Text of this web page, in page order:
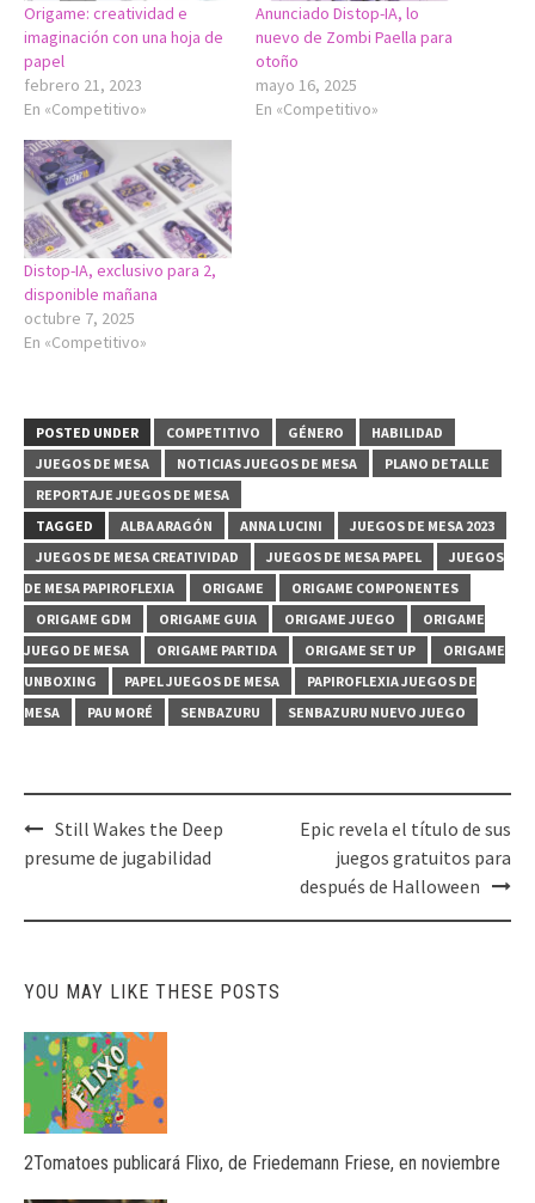
Origame: creatividad e
imaginación con una hoja de
papel
febrero 21, 2023
En «Competitivo»
Anunciado Distop-IA, lo
nuevo de Zombi Paella para
otoño
mayo 16, 2025
En «Competitivo»
Distop-IA, exclusivo para 2,
disponible mañana
octubre 7, 2025
En «Competitivo»
POSTED UNDER COMPETITIVO GÉNERO
HABILIDAD
JUEGOS DE MESA
NOTICIAS JUEGOS DE MESA
PLANO DETALLE
REPORTAJE JUEGOS DE MESA
TAGGED
ALBA ARAGÓN ANNA LUCINI
JUEGOS DE MESA 2023
JUEGOS DE MESA CREATIVIDAD
JUEGOS DE MESA PAPEL
JUEGOS
DE MESA PAPIROFLEXIA
ORIGAME
ORIGAME COMPONENTES
ORIGAME GDM
ORIGAME GUIA ORIGAME JUEGO
ORIGAME
JUEGO DE MESA
ORIGAME PARTIDA ORIGAME SET UP
ORIGAME
UNBOXING
PAPEL JUEGOS DE MESA
PAPIROFLEXIA JUEGOS DE
MESA
PAU MORÉ SENBAZURU SENBAZURU NUEVO JUEGO
Post
navigation
Still Wakes the Deep
presume de jugabilidad
Epic revela el título de sus
juegos gratuitos para
después de Halloween
YOU MAY LIKE THESE POSTS
2Tomatoes publicará Flixo, de Friedemann Friese, en noviembre